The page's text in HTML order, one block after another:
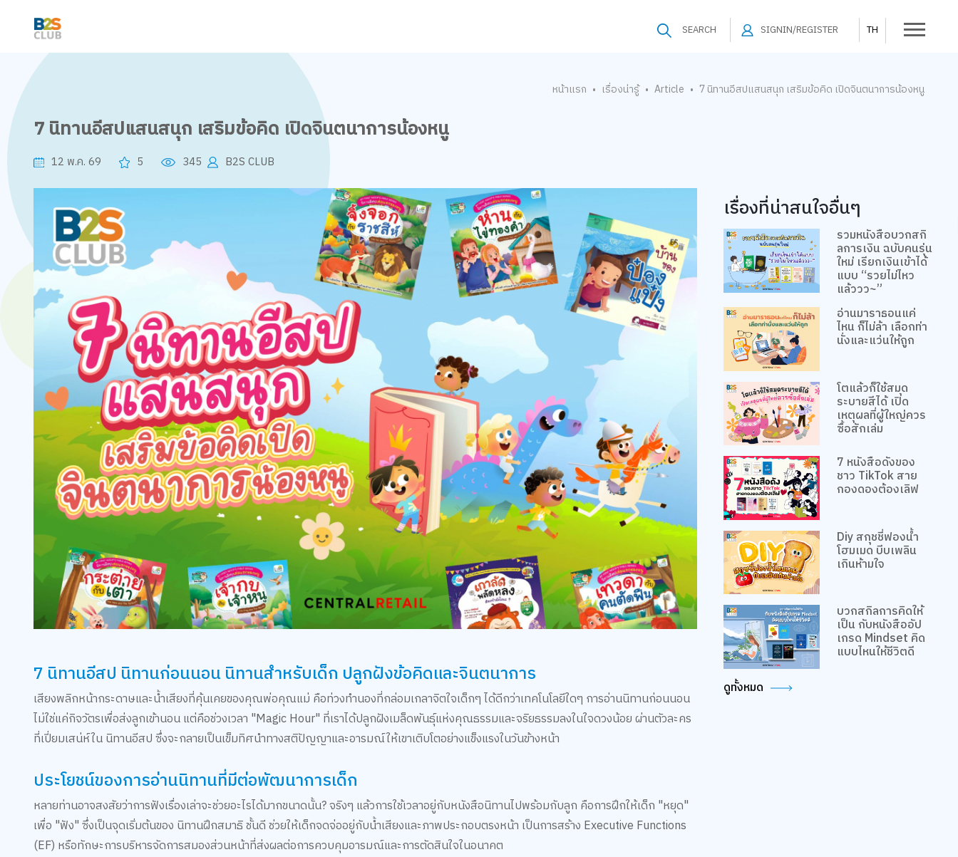
SEARCH SIGNIN/REGISTER TH
หน้าแรก • เรื่องน่ารู้ • Article • 7 นิทานอีสปแสนสนุก เสริมข้อคิด เปิดจินตนาการน้องหนู
7 นิทานอีสปแสนสนุก เสริมข้อคิด เปิดจินตนาการน้องหนู
12 พ.ค. 69 5 345 B2S CLUB
7 นิทานอีสป นิทานก่อนนอน นิทานสำหรับเด็ก ปลูกฝังข้อคิดและจินตนาการ
เสียงพลิกหน้ากระดาษและน้ำเสียงที่คุ้นเคยของคุณพ่อคุณแม่ คือท่วงทำนองที่กล่อมเกลาจิตใจเด็กๆ ได้ดีกว่าเทคโนโลยีใดๆ การอ่านนิทานก่อนนอน
ไม่ใช่แค่กิจวัตรเพื่อส่งลูกเข้านอน แต่คือช่วงเวลา "Magic Hour" ที่เราได้ปลูกฝังเมล็ดพันธุ์แห่งคุณธรรมและจริยธรรมลงในใจดวงน้อย ผ่านตัวละคร
ที่เปี่ยมเสน่ห์ใน นิทานอีสป ซึ่งจะกลายเป็นเข็มทิศนำทางสติปัญญาและอารมณ์ให้เขาเติบโตอย่างแข็งแรงในวันข้างหน้า
ประโยชน์ของการอ่านนิทานที่มีต่อพัฒนาการเด็ก
หลายท่านอาจสงสัยว่าการฟังเรื่องเล่าจะช่วยอะไรได้มากขนาดนั้น? จริงๆ แล้วการใช้เวลาอยู่กับหนังสือนิทานไปพร้อมกับลูก คือการฝึกให้เด็ก "หยุด"
เพื่อ "ฟัง" ซึ่งเป็นจุดเริ่มต้นของ นิทานฝึกสมาธิ ชั้นดี ช่วยให้เด็กจดจ่ออยู่กับน้ำเสียงและภาพประกอบตรงหน้า เป็นการสร้าง Executive Functions
(EF) หรือทักษะการบริหารจัดการสมองส่วนหน้าที่ส่งผลต่อการควบคุมอารมณ์และการตัดสินใจในอนาคต
เรื่องที่น่าสนใจอื่นๆ
รวมหนังสือบวกสกิ
ลการเงิน ฉบับคนรุ่น
ใหม่ เรียกเงินเข้าได้
แบบ “รวยไม่ไหว
แล้ววว~”
อ่านมาราธอนแค่
ไหน ก็ไม่ล้า เลือกท่า
นั่งและแว่นให้ถูก
โตแล้วก็ใช้สมุด
ระบายสีได้ เปิด
เหตุผลที่ผู้ใหญ่ควร
ซื้อสักเล่ม
7 หนังสือดังของ
ชาว TikTok สาย
กองดองต้องเลิฟ
Diy สกุชชี่ฟองน้ำ
โฮมเมด บีบเพลิน
เกินห้ามใจ
บวกสกิลการคิดให้
เป็น กับหนังสืออัป
เกรด Mindset คิด
แบบไหนให้ชีวิตดี
ดูทั้งหมด